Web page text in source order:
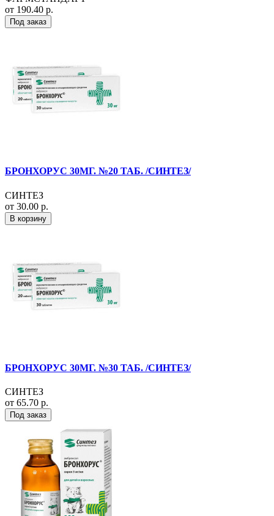
от 190.40 р.
Под заказ
БРОНХОРУС 30МГ. №20 ТАБ. /СИНТЕЗ/
СИНТЕЗ
от 30.00 р.
В корзину
БРОНХОРУС 30МГ. №30 ТАБ. /СИНТЕЗ/
СИНТЕЗ
от 65.70 р.
Под заказ